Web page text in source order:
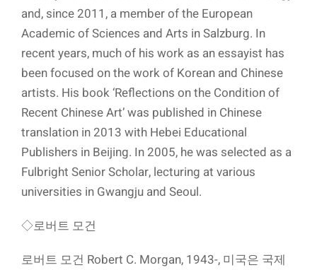
and, since 2011, a member of the European
Academic of Sciences and Arts in Salzburg. In
recent years, much of his work as an essayist has
been focused on the work of Korean and Chinese
artists. His book ‘Reflections on the Condition of
Recent Chinese Art’ was published in Chinese
translation in 2013 with Hebei Educational
Publishers in Beijing. In 2005, he was selected as a
Fulbright Senior Scholar, lecturing at various
universities in Gwangju and Seoul.
◇로버트 모건
로버트 모건 Robert C. Morgan, 1943-, 미국은 국제